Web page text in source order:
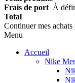
Frais de port À
Total
Continuer mes achats
Menu
Accueil
Nike